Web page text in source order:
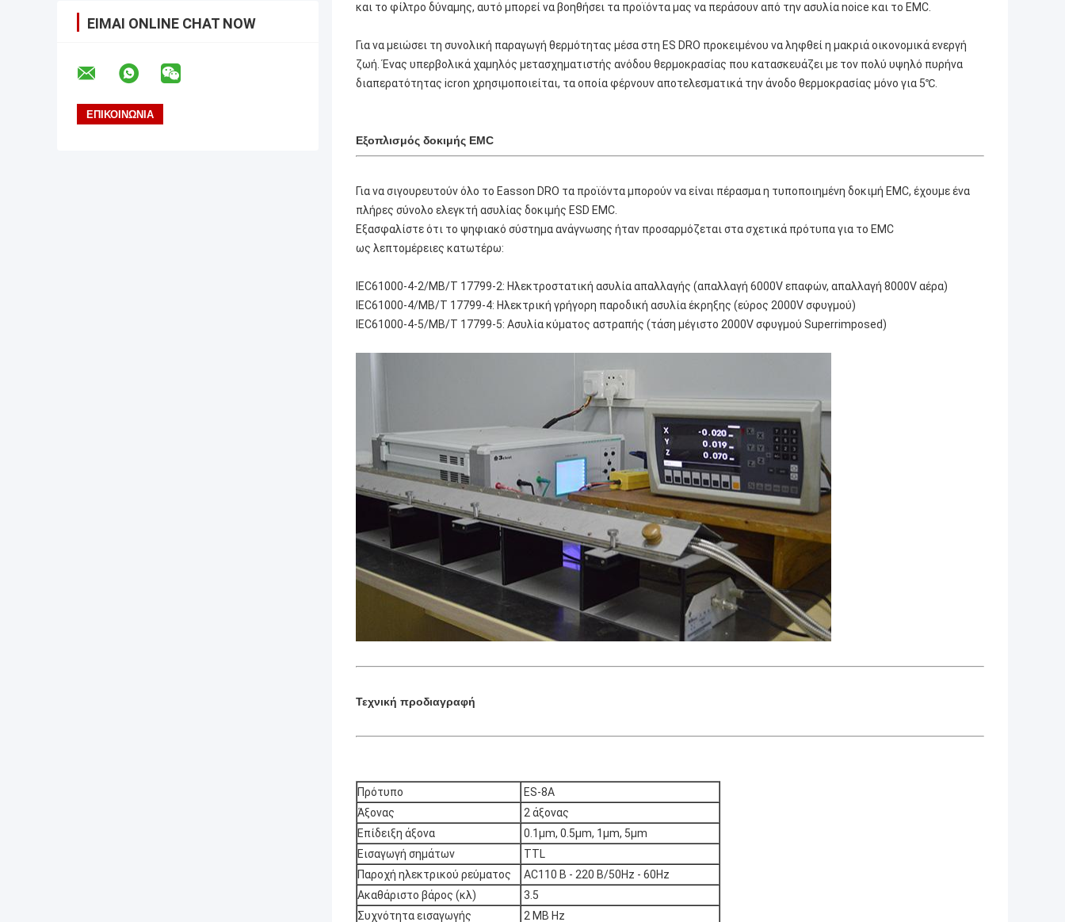
ΕΊΜΑΙ ONLINE CHAT NOW
και το φίλτρο δύναμης, αυτό μπορεί να βοηθήσει τα προϊόντα μας να περάσουν από την ασυλία noice και το EMC.
Για να μειώσει τη συνολική παραγωγή θερμότητας μέσα στη ES DRO προκειμένου να ληφθεί η μακριά οικονομικά ενεργή
ζωή. Ένας υπερβολικά χαμηλός μετασχηματιστής ανόδου θερμοκρασίας που κατασκευάζει με τον πολύ υψηλό πυρήνα
διαπερατότητας icron χρησιμοποιείται, τα οποία φέρνουν αποτελεσματικά την άνοδο θερμοκρασίας μόνο για 5℃.
Εξοπλισμός δοκιμής EMC
Για να σιγουρευτούν όλο το Easson DRO τα προϊόντα μπορούν να είναι πέρασμα η τυποποιημένη δοκιμή EMC, έχουμε ένα
πλήρες σύνολο ελεγκτή ασυλίας δοκιμής ESD EMC.
Εξασφαλίστε ότι το ψηφιακό σύστημα ανάγνωσης ήταν προσαρμόζεται στα σχετικά πρότυπα για το EMC
ως λεπτομέρειες κατωτέρω:
IEC61000-4-2/ΜΒ/Τ 17799-2: Ηλεκτροστατική ασυλία απαλλαγής (απαλλαγή 6000V επαφών, απαλλαγή 8000V αέρα)
IEC61000-4/ΜΒ/Τ 17799-4: Ηλεκτρική γρήγορη παροδική ασυλία έκρηξης (εύρος 2000V σφυγμού)
IEC61000-4-5/ΜΒ/Τ 17799-5: Ασυλία κύματος αστραπής (τάση μέγιστο 2000V σφυγμού Superrimposed)
Τεχνική προδιαγραφή
Πρότυπο
ES-8A
Άξονας
2 άξονας
Επίδειξη άξονα
0.1μm, 0.5μm, 1μm, 5μm
Εισαγωγή σημάτων
TTL
Παροχή ηλεκτρικού ρεύματος
AC110 Β - 220 Β/50Hz - 60Hz
Ακαθάριστο βάρος (κλ)
3.5
Συχνότητα εισαγωγής
2 ΜΒ Hz